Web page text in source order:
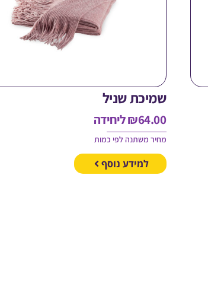
שמיכת שניל
₪64.00 ליחידה
מחיר משתנה לפי כמות
למידע נוסף